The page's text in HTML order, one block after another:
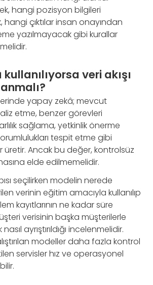
hangi pozisyon bilgileri
hangi çıktılar insan onayından
yazılmayacak gibi kurallar
veri akışı
yapay zekâ; mevcut
etme, benzer görevleri
sağlama, yetkinlik önerme
tespit etme gibi
Ancak bu değer, kontrolsüz
elde edilmemelidir.
seçilirken modelin nerede
verinin eğitim amacıyla kullanılıp
kayıtlarının ne kadar süre
verisinin başka müşterilerle
ayrıştırıldığı incelenmelidir.
modeller daha fazla kontrol
servisler hız ve operasyonel